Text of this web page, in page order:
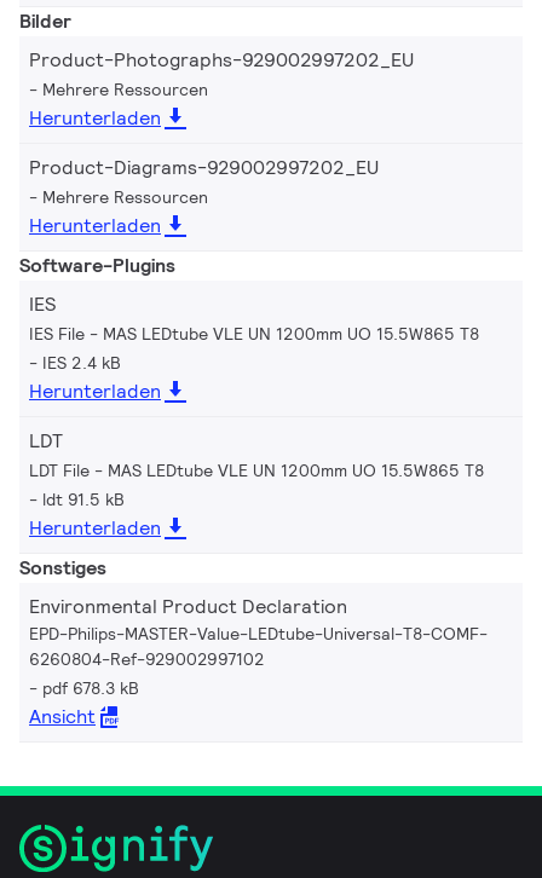
Bilder
Product-Photographs-929002997202_EU
Mehrere Ressourcen
Herunterladen
Product-Diagrams-929002997202_EU
Mehrere Ressourcen
Herunterladen
Software-Plugins
IES
IES File - MAS LEDtube VLE UN 1200mm UO 15.5W865 T8
IES 2.4 kB
Herunterladen
LDT
LDT File - MAS LEDtube VLE UN 1200mm UO 15.5W865 T8
ldt 91.5 kB
Herunterladen
Sonstiges
Environmental Product Declaration
EPD-Philips-MASTER-Value-LEDtube-Universal-T8-COMF-
6260804-Ref-929002997102
pdf 678.3 kB
Ansicht